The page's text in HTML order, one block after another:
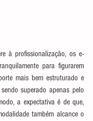
à profissionalização, os e-
para figurarem
mais bem estruturado e
superado apenas pelo
a expectativa é de que,
também alcance o